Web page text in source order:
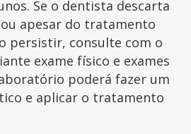
Se o dentista descarta
apesar do tratamento
persistir, consulte com o
exame físico e exames
poderá fazer um
e aplicar o tratamento